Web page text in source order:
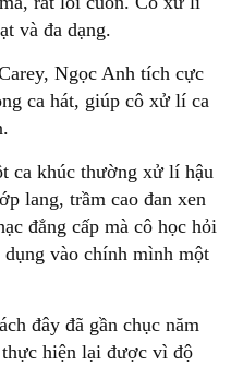
và đa dạng.
Ngọc Anh tích cực
ca hát, giúp cô xử lí ca
ca khúc thường xử lí hậu
lang, trầm cao đan xen
đẳng cấp mà cô học hỏi
vào chính mình một
đây đã gần chục năm
hiện lại được vì độ